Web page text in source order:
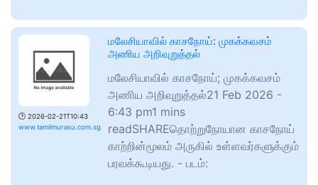
🕑 2026-02-21T10:43
www.tamilmurasu.com.sg
மலேசியாவில் காசநோய்: முகக்கவசம்
அணிய அறிவுறுத்தல்
மலேசியாவில் காசநோய்; முகக்கவசம்
அணிய அறிவுறுத்தல்21 Feb 2026 -
6:43 pm1 mins
readSHAREதொற்றுநோயான காசநோய்
காற்றின்மூலம் அருகில் உள்ளவர்களுக்கும்
பரவக்கூடியது. - படம்: